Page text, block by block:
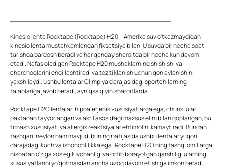
Kinesio lenta Rocktape (Rocktape) H20 – Amerika suv o'tkazmaydigan
kinesio lenta mustahkamlangan fiksatsiya bilan. U suvda bir necha soat
turishga bardosh beradi va har qanday sharoitda bir necha kun davom
etadi. Nafas oladigan Rocktape H20 mushaklarning shishishi va
charchoqlarini engillashtiradi va tez tiklanish uchun qon aylanishini
yaxshilaydi. Ushbu lentalar Olimpiya darajasidagi sportchilarning
talablariga javob beradi, ayniqsa qiyin sharoitlarda.
Rocktape H2O lentalari hipoalerjenik xususiyatlarga ega, chunki ular
paxtadan tayyorlangan va akril asosidagi maxsus elim bilan qoplangan, bu
tirnash xususiyati va allergik reaktsiyalar ehtimolini kamaytiradi. Bundan
tashqari, neylon ham mavjud, buning natijasida ushbu lentalar yuqori
darajadagi kuch va ishonchlilikka ega. Rocktape H2O ning tashqi omillarga
nisbatan o'ziga xos egiluvchanligi va ortib borayotgan qarshiligi ularning
xususiyatlarini yo'qotmasdan ancha uzoq davom etishiga imkon beradi.